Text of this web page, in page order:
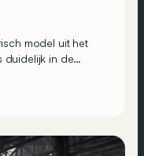
model uit het
duidelijk in de